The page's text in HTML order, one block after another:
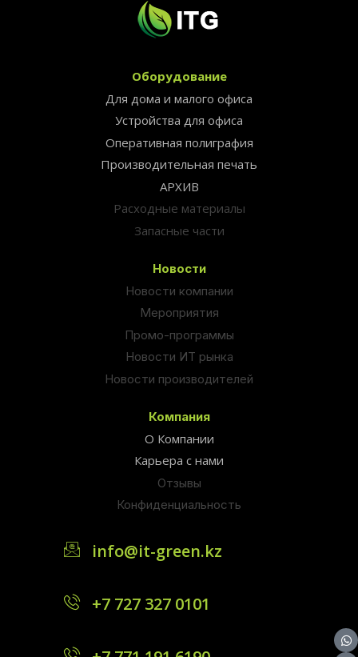
Оборудование
Для дома и малого офиса
Устройства для офиса
Оперативная полиграфия
Производительная печать
АРХИВ
Расходные материалы
Запасные части
Новости
Новости компании
Мероприятия
Промо-программы
Новости ИТ рынка
Новости производителей
Компания
О Компании
Карьера с нами
Отзывы
Конфиденциальность
info@it-green.kz
+7 727 327 0101